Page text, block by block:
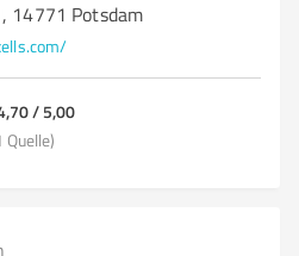
14771 Potsdam
/ 5,00
Quelle)